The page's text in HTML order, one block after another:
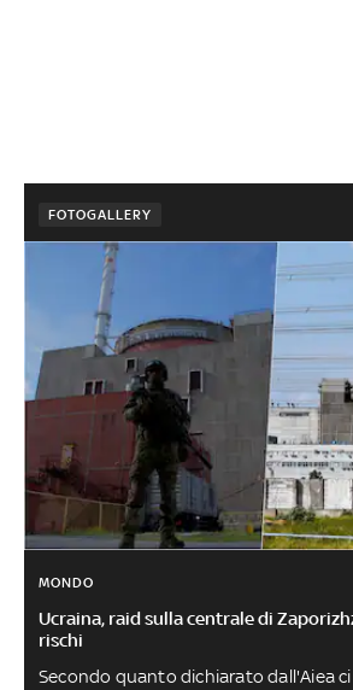
FOTOGALLERY
MONDO
Ucraina, raid sulla centrale di
rischi
Secondo quanto dichiarato dall'Aiea